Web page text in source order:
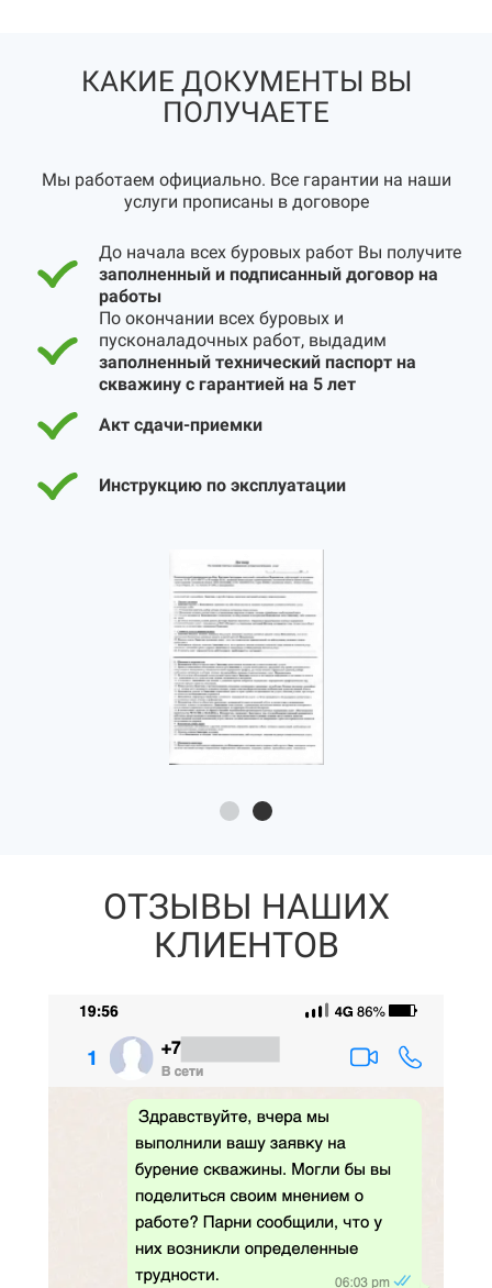
КАКИЕ ДОКУМЕНТЫ ВЫ
ПОЛУЧАЕТЕ
Мы работаем официально. Все гарантии на наши
услуги прописаны в договоре
До начала всех буровых работ Вы получите
заполненный и подписанный договор на
работы
По окончании всех буровых и
пусконаладочных работ, выдадим
заполненный технический паспорт на
скважину с гарантией на 5 лет
Акт сдачи-приемки
Инструкцию по эксплуатации
ОТЗЫВЫ НАШИХ
КЛИЕНТОВ